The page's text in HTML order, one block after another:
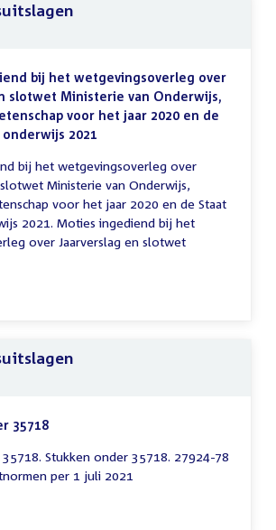
bij het wetgevingsoverleg over
slotwet Ministerie van Onderwijs,
voor het jaar 2020 en de
2021
bij het wetgevingsoverleg over
slotwet Ministerie van Onderwijs,
voor het jaar 2020 en de Staat
2021. Moties ingediend bij het
over Jaarverslag en slotwet
35718
Stukken onder 35718. 27924-78
per 1 juli 2021